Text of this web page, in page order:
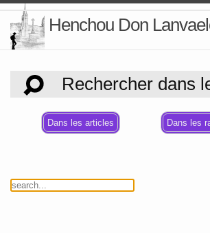
Henchou Don
Rechercher dans
Dans les articles Dans les